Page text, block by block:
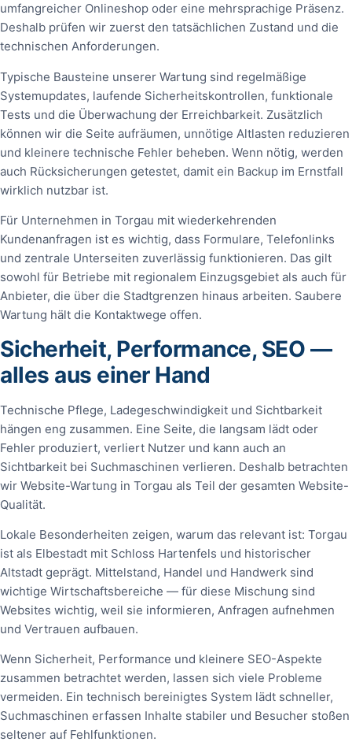
umfangreicher Onlineshop oder eine mehrsprachige Präsenz.
Deshalb prüfen wir zuerst den tatsächlichen Zustand und die
technischen Anforderungen.
Typische Bausteine unserer Wartung sind regelmäßige
Systemupdates, laufende Sicherheitskontrollen, funktionale
Tests und die Überwachung der Erreichbarkeit. Zusätzlich
können wir die Seite aufräumen, unnötige Altlasten reduzieren
und kleinere technische Fehler beheben. Wenn nötig, werden
auch Rücksicherungen getestet, damit ein Backup im Ernstfall
wirklich nutzbar ist.
Für Unternehmen in Torgau mit wiederkehrenden
Kundenanfragen ist es wichtig, dass Formulare, Telefonlinks
und zentrale Unterseiten zuverlässig funktionieren. Das gilt
sowohl für Betriebe mit regionalem Einzugsgebiet als auch für
Anbieter, die über die Stadtgrenzen hinaus arbeiten. Saubere
Wartung hält die Kontaktwege offen.
Sicherheit, Performance, SEO —
alles aus einer Hand
Technische Pflege, Ladegeschwindigkeit und Sichtbarkeit
hängen eng zusammen. Eine Seite, die langsam lädt oder
Fehler produziert, verliert Nutzer und kann auch an
Sichtbarkeit bei Suchmaschinen verlieren. Deshalb betrachten
wir Website-Wartung in Torgau als Teil der gesamten Website-
Qualität.
Lokale Besonderheiten zeigen, warum das relevant ist: Torgau
ist als Elbestadt mit Schloss Hartenfels und historischer
Altstadt geprägt. Mittelstand, Handel und Handwerk sind
wichtige Wirtschaftsbereiche — für diese Mischung sind
Websites wichtig, weil sie informieren, Anfragen aufnehmen
und Vertrauen aufbauen.
Wenn Sicherheit, Performance und kleinere SEO-Aspekte
zusammen betrachtet werden, lassen sich viele Probleme
vermeiden. Ein technisch bereinigtes System lädt schneller,
Suchmaschinen erfassen Inhalte stabiler und Besucher stoßen
seltener auf Fehlfunktionen.